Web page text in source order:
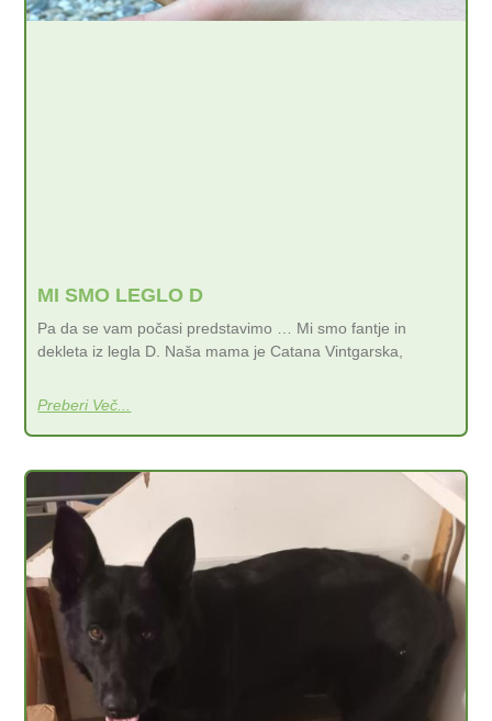
MI SMO LEGLO D
Pa da se vam počasi predstavimo … Mi smo fantje in
dekleta iz legla D. Naša mama je Catana Vintgarska,
Preberi Več...